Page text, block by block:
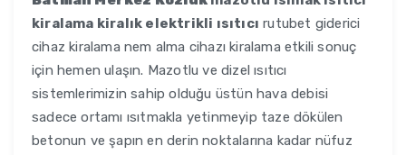
kiralama kiralık elektrikli ısıtıcı rutubet giderici
cihaz kiralama nem alma cihazı kiralama etkili sonuç
için hemen ulaşın. Mazotlu ve dizel ısıtıcı
sistemlerimizin sahip olduğu üstün hava debisi
sadece ortamı ısıtmakla yetinmeyip taze dökülen
betonun ve şapın en derin noktalarına kadar nüfuz